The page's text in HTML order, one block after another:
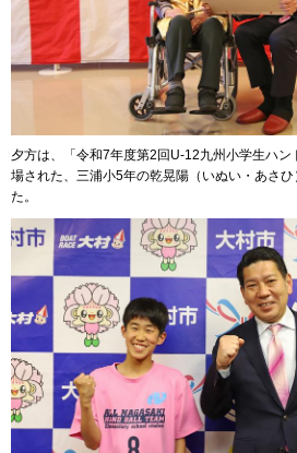
夕方は、「令和7年度第2回U-12九州小学生ハ
場された、三浦小5年の乾晃陽（いぬい・あさ
た。